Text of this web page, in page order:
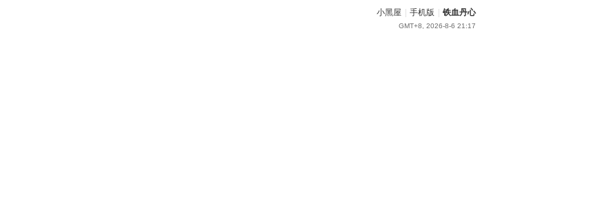
小黑屋 手机版 铁血丹心
GMT+8, 2026-8-6 21:17